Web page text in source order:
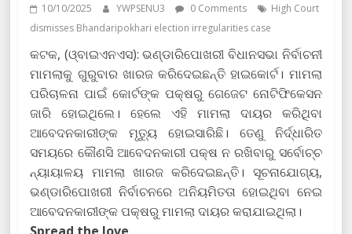
10/10/2025 YWPSENU3 0 Comments
High Court
dismisses Bhandaripokhari election irregularities case
କଟକ, (ଓ୍ବାଇଏନଏସ): ଭଣ୍ଡାରିପୋଖରୀ ବିଧାନସଭା ନିର୍ବାଚନୀ
ମାମଲାକୁ ଗୁରୁବାର ଖାରଜ କରିଦେଇଛନ୍ତି ହାଇକୋର୍ଟ। ମାମଲା
ପରିଚାଳନା ପାଇଁ କୋର୍ଟଙ୍କ ପକ୍ଷରୁ ଗେଜେଟ ନୋଟିଫିକେସନ
ଜାରି ହୋଇଥିଲେ। ହେଲେ ଏହି ମାମଲା ଦାୟର କରିଥିବା
ଆବେଦନକାରୀଙ୍କ ମୃତ୍ୟୁ ହୋଇସାରିଛି। ତେଣୁ ନିର୍ଦ୍ଧାରିତ
ସମୟରେ କୌଣସି ଆବେଦନକାରୀ ପକ୍ଷ ନ ରଖିବାରୁ ସର୍ବୋଚ୍ଚ
ନ୍ୟାୟାଳୟ ମାମଲା ଖାରଜ କରିଦେଇଛନ୍ତି। ସୂଚନାଯୋଗ୍ୟ,
ଭଣ୍ଡାରିପୋଖରୀ ନିର୍ବାଚନରେ ଅନିୟମିତତା ହୋଇଥିବା ନେଇ
ଆବେଦନକାରୀଙ୍କ ପକ୍ଷରୁ ମାମଲା ଦାୟର କରାଯାଇଥିଲା।